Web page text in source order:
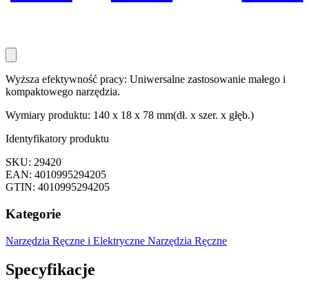
Wyższa efektywność pracy: Uniwersalne zastosowanie małego i
kompaktowego narzędzia.
Wymiary produktu: 140 x 18 x 78 mm(dł. x szer. x głęb.)
Identyfikatory produktu
SKU: 29420
EAN: 4010995294205
GTIN: 4010995294205
Kategorie
Narzędzia Ręczne i Elektryczne Narzędzia Ręczne
Specyfikacje